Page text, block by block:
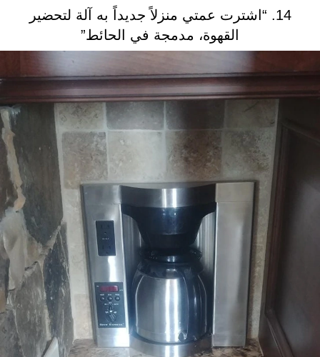
14. “اشترت عمتي منزلاً جديداً به آلة لتحضير
القهوة، مدمجة في الحائط”